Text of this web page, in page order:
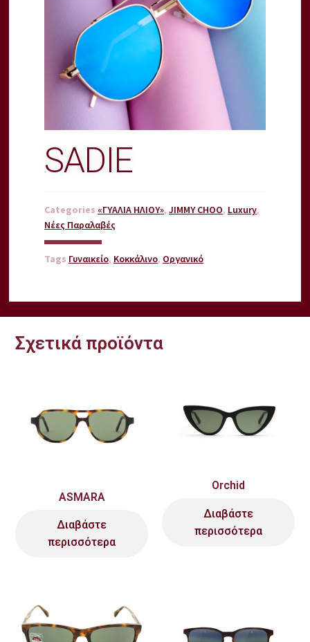
SADIE
Categories «ΓΥΑΛΙΑ ΗΛΙΟΥ», JIMMY CHOO, Luxury,
Νέες Παραλαβές
Tags Γυναικείο, Κοκκάλινο, Οργανικό
Σχετικά προϊόντα
ASMARA
Διαβάστε
περισσότερα
Orchid
Διαβάστε
περισσότερα